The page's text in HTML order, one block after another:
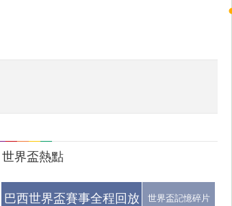
世界盃熱點
巴西世界盃賽事全程回放 世界盃記憶碎片